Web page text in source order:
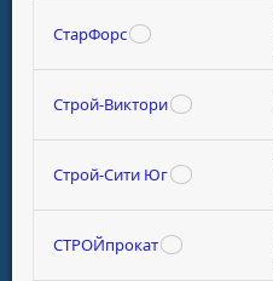
СтарФорс
Строй-Виктори
Строй-Сити Юг
СТРОЙпрокат